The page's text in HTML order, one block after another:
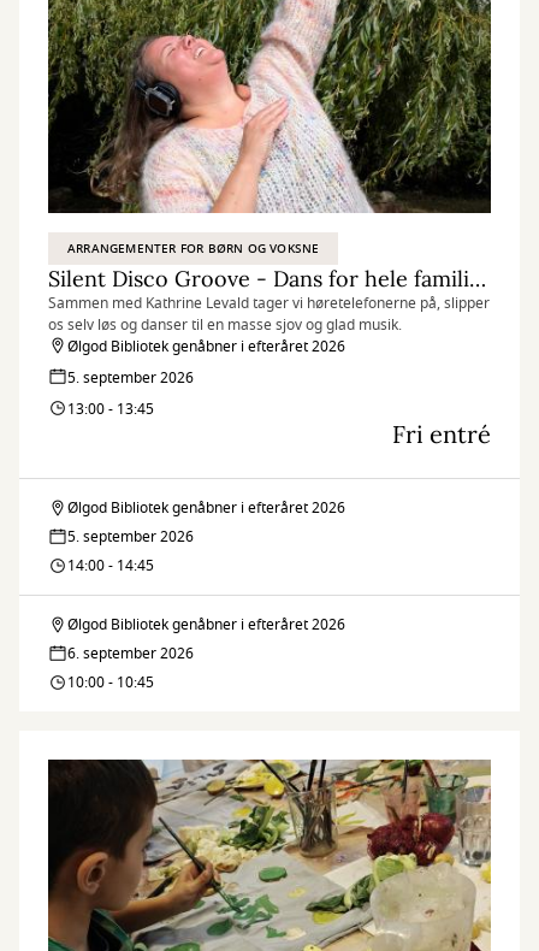
ARRANGEMENTER FOR BØRN OG VOKSNE
Silent Disco Groove - Dans for hele familien
Sammen med Kathrine Levald tager vi høretelefonerne på, slipper
os selv løs og danser til en masse sjov og glad musik.
Ølgod Bibliotek genåbner i efteråret 2026
5. september 2026
13:00 - 13:45
Fri entré
Silent
Disco
Groove
-
Dans
hele
familien
Ølgod Bibliotek genåbner i efteråret 2026
5. september 2026
14:00 - 14:45
Silent
Disco
-
for
hele
familien
Ølgod Bibliotek genåbner i efteråret 2026
6. september 2026
10:00 - 10:45